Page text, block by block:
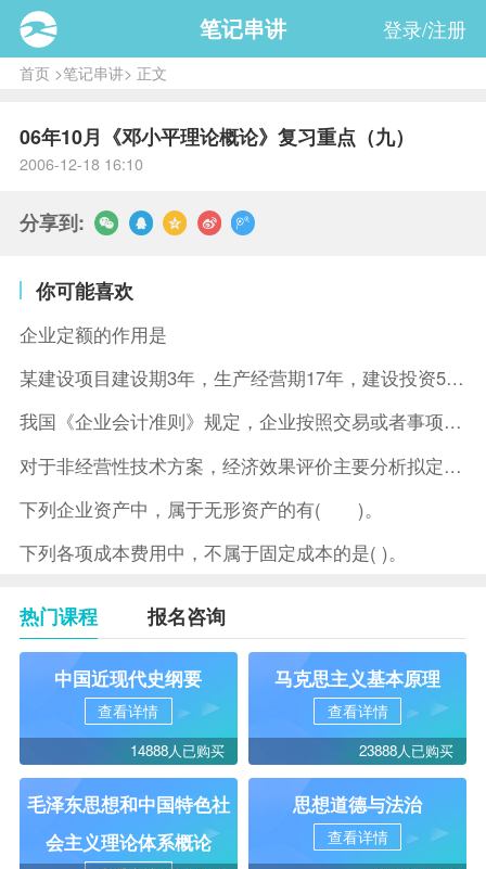
笔记串讲 登录/注册
首页>笔记串讲> 正文
06年10月《邓小平理论概论》复习重点（九）
2006-12-18 16:10
分享到:
你可能喜欢
企业定额的作用是
某建设项目建设期3年，生产经营期17年，建设投资5500万元
我国《企业会计准则》规定，企业按照交易或者事项的经济特征确定
对于非经营性技术方案，经济效果评价主要分析拟定方案的( )。
下列企业资产中，属于无形资产的有( )。
下列各项成本费用中，不属于固定成本的是( )。
热门课程 报名咨询
中国近现代史纲要
查看详情
14888人已购买
马克思主义基本原理
查看详情
23888人已购买
毛泽东思想和中国特色社
会主义理论体系概论
思想道德与法治
查看详情